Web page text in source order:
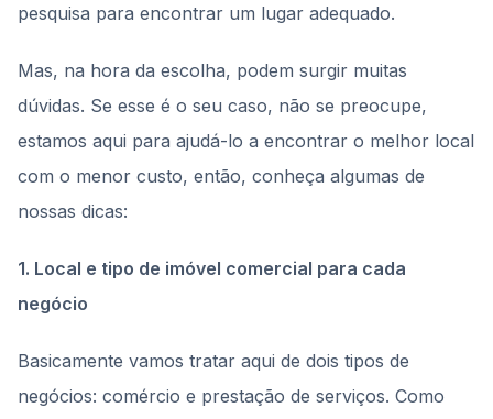
pesquisa para encontrar um lugar adequado.
Mas, na hora da escolha, podem surgir muitas
dúvidas. Se esse é o seu caso, não se preocupe,
estamos aqui para ajudá-lo a encontrar o melhor local
com o menor custo, então, conheça algumas de
nossas dicas:
1. Local e tipo de imóvel comercial para cada
negócio
Basicamente vamos tratar aqui de dois tipos de
negócios: comércio e prestação de serviços. Como